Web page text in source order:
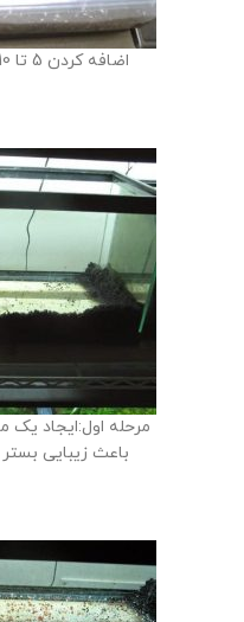
اضافه کردن 5 تا 10 درصد گل رس کوزه گری
مرحله اول:ایجاد یک
باعث زیبایی